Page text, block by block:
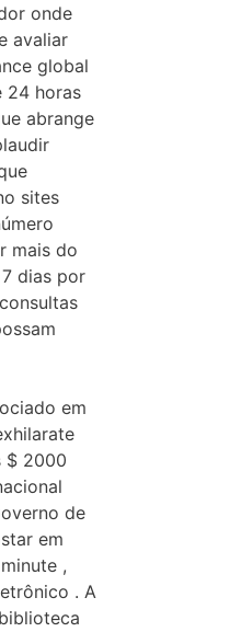
onde
avaliar
global
24 horas
abrange
sites
mais do
dias por
em
$ 2000
de
em
,
. A